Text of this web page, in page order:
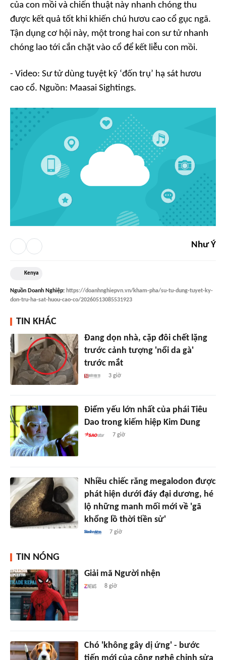
của con mồi và chiến thuật này nhanh chóng thu
được kết quả tốt khi khiến chú hươu cao cổ gục ngã.
Tận dụng cơ hội này, một trong hai con sư tử nhanh
chóng lao tới cắn chặt vào cổ để kết liễu con mồi.
- Video: Sư tử dùng tuyệt kỹ ‘đốn trụ’ hạ sát hươu
cao cổ. Nguồn: Maasai Sightings.
Như Ý
Kenya
Nguồn Doanh Nghiệp: https://doanhnghiepvn.vn/kham-pha/su-tu-dung-tuyet-ky-
don-tru-ha-sat-huou-cao-co/20260513085531923
TIN KHÁC
Đang dọn nhà, cặp đôi chết lặng
trước cảnh tượng 'nổi da gà'
trước mắt
3 giờ
Điểm yếu lớn nhất của phái Tiêu
Dao trong kiếm hiệp Kim Dung
7 giờ
Nhiều chiếc răng megalodon được
phát hiện dưới đáy đại dương, hé
lộ những manh mối mới về 'gã
khổng lồ thời tiền sử'
7 giờ
TIN NÓNG
Giải mã Người nhện
8 giờ
Chó 'không gây dị ứng' - bước